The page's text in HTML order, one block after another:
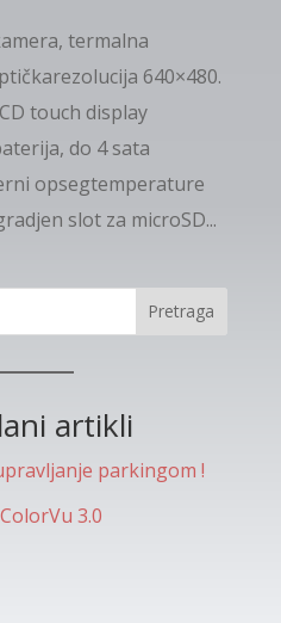
termalna
640×480.
touch display
do 4 sata
opsegtemperature
slot za microSD...
Pretraga
artikli
parkingom !
3.0